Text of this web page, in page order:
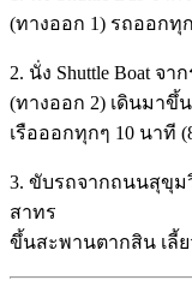
(ทางออก 1) รถออกทุก
2. นั่ง Shuttle Boat จ
(ทางออก 2) เดินมาขึ้
เรือออกทุกๆ 10 นาที
3. ขับรถจากถนนสุขุม
สาทร
ขึ้นสะพานตากสิน เลี้